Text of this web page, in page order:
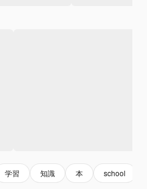
学習 知識 本 school